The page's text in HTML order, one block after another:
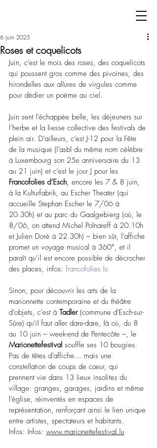
Roses et coquelicots
6 juin 2025
Juin, c’est le mois des roses, des coquelicots
qui poussent gros comme des pivoines, des
hirondelles aux allures de virgules comme
pour dédier un poème au ciel.
Juin sent l’échappée belle, les déjeuners sur
l’herbe et la liesse collective des festivals de
plein air. D’ailleurs, c’est J-12 pour la Fête
de la musique (l’asbl du même nom célèbre
à Luxembourg son 25e anniversaire du 13
au 21 juin) et c’est le jour J pour les
Francofolies d’Esch, encore les 7 & 8 juin,
à la Kulturfabrik, au Escher Theater (qui
accueille Stephan Escher le 7/06 à
20.30h) et au parc du Gaalgebierg (où, le
8/06, on attend Michel Polnareff à 20.10h
et Julien Doré à 22.30h) – bien sûr, l’affiche
promet un voyage musical à 360°, et il
paraît qu’il est encore possible de décrocher
des places, infos: francofolies.lu
Sinon, pour découvrir les arts de la
marionnette contemporaine et du théâtre
d’objets, c'est à Tadler (commune d'Esch-sur-
Sûre) qu'il faut aller dare-dare, là où, du 8
au 10 juin – week-end de Pentecôte –, le
Marionettefestival souffle ses 10 bougies.
Pas de têtes d’affiche… mais une
constellation de coups de cœur, qui
prennent vie dans 13 lieux insolites du
village: granges, garages, jardins et même
l’église, réinventés en espaces de
représentation, renforçant ainsi le lien unique
entre artistes, spectateurs et habitants.
Infos: Infos: www.marionettefestival.lu